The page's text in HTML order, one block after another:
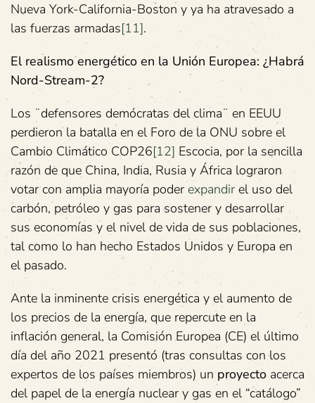
Nueva York-California-Boston y ya ha atravesado a
las fuerzas armadas[11].
El realismo energético en la Unión Europea: ¿Habrá
Nord-Stream-2?
Los ¨defensores demócratas del clima¨ en EEUU
perdieron la batalla en el Foro de la ONU sobre el
Cambio Climático COP26[12] Escocia, por la sencilla
razón de que China, India, Rusia y África lograron
votar con amplia mayoría poder expandir el uso del
carbón, petróleo y gas para sostener y desarrollar
sus economías y el nivel de vida de sus poblaciones,
tal como lo han hecho Estados Unidos y Europa en
el pasado.
Ante la inminente crisis energética y el aumento de
los precios de la energía, que repercute en la
inflación general, la Comisión Europea (CE) el último
día del año 2021 presentó (tras consultas con los
expertos de los países miembros) un proyecto acerca
del papel de la energía nuclear y gas en el “catálogo”